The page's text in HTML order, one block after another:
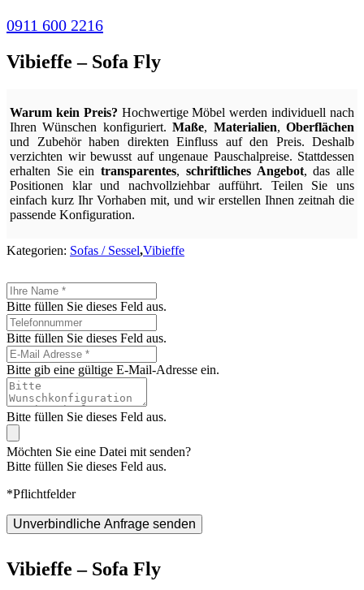
0911 600 2216
Vibieffe – Sofa Fly
Warum kein Preis? Hochwertige Möbel werden individuell nach
Ihren Wünschen konfiguriert.Maße, Materialien,Oberflächen
und Zubehör haben direkten Einfluss auf den Preis. Deshalb
verzichten wir bewusst auf ungenaue Pauschalpreise. Stattdessen
erhalten Sie eintransparentes, schriftliches Angebot, das alle
Positionen klar und nachvollziehbar aufführt. Teilen Sie uns
einfach kurz Ihr Vorhaben mit, und wir erstellen Ihnen zeitnah die
passende Konfiguration.
Kategorien: Sofas / Sessel,Vibieffe
Bitte füllen Sie dieses Feld aus.
Bitte füllen Sie dieses Feld aus.
Bitte gib eine gültige E-Mail-Adresse ein.
Bitte füllen Sie dieses Feld aus.
Möchten Sie eine Datei mit senden?
Bitte füllen Sie dieses Feld aus.
*Pflichtfelder
Unverbindliche Anfrage senden
Vibieffe – Sofa Fly